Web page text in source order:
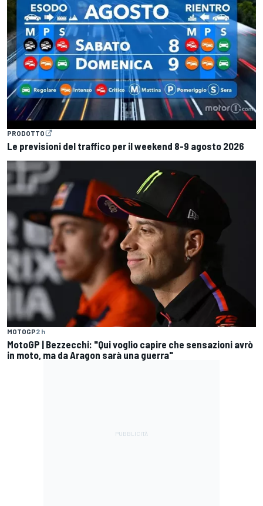
PRODOTTO
Le previsioni del traffico per il weekend 8-9 agosto 2026
MOTOGP2 h
MotoGP | Bezzecchi: "Qui voglio capire che sensazioni avrò
in moto, ma da Aragon sarà una guerra"